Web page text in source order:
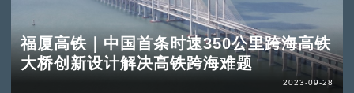
福厦高铁｜中国首条时速350公里跨海高铁
大桥创新设计解决高铁跨海难题
2023-09-28